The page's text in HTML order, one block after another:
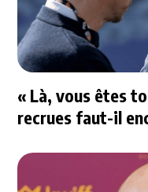
« Là, vous êtes
recrues faut-il